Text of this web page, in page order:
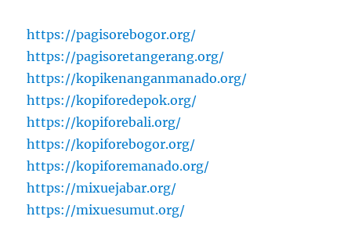
https://pagisorebogor.org/
https://pagisoretangerang.org/
https://kopikenanganmanado.org/
https://kopiforedepok.org/
https://kopiforebali.org/
https://kopiforebogor.org/
https://kopiforemanado.org/
https://mixuejabar.org/
https://mixuesumut.org/